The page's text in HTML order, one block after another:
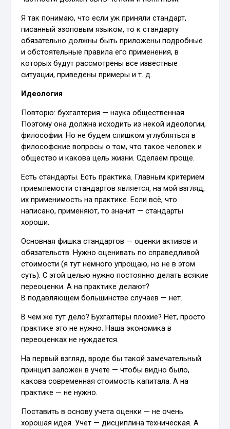
Я так понимаю, что если уж приняли стандарт,
писанный эзоповым языком, то к стандарту
обязательно должны быть приложены подробные
и обстоятельные правила его применения, в
которых будут рассмотрены все известные
ситуации, приведены примеры и т. д.
Идеология
Повторю: бухгалтерия — наука общественная.
Поэтому она должна исходить из некой идеологии,
философии. Но не будем слишком углубляться в
философские вопросы о том, что такое человек и
общество и какова цель жизни. Сделаем проще.
Есть стандарты. Есть практика. Главным критерием
приемлемости стандартов является, на мой взгляд,
их применимость на практике. Если всё, что
написано, применяют, то значит — стандарты
хороши.
Основная фишка стандартов — оценки активов и
обязательств. Нужно оценивать по справедливой
стоимости (я тут немного упрощаю, но не в этом
суть). С этой целью нужно постоянно делать всякие
переоценки. А на практике делают?
В подавляющем большинстве случаев — нет.
В чем же тут дело? Бухгалтеры плохие? Нет, просто
практике это не нужно. Наша экономика в
переоценках не нуждается.
На первый взгляд, вроде бы такой замечательный
принцип заложен в учете — чтобы видно было,
какова современная стоимость капитала. А на
практике — не нужно.
Поставить в основу учета оценки — не очень
хорошая идея. Учет — дисциплина техническая. А